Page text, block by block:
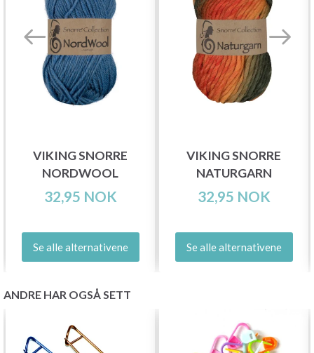
VIKING SNORRE
NORDWOOL
32,95 NOK
Se alle alternativene
VIKING SNORRE
NATURGARN
32,95 NOK
Se alle alternativene
ANDRE HAR OGSÅ SETT